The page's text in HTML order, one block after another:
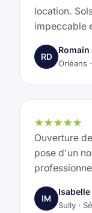
location.
impeccable
RD
Romain
Orléans
★★★★★
Ouverture
pose d'un
IM
Isabelle
Sully ·